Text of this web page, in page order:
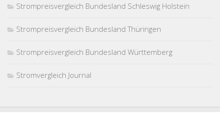
Strompreisvergleich Bundesland Schleswig Holstein
Strompreisvergleich Bundesland Thüringen
Strompreisvergleich Bundesland Württemberg
Stromvergleich Journal